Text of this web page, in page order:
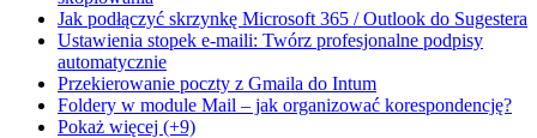
Jak podłączyć skrzynkę Microsoft 365 / Outlook do Sugestera
Ustawienia stopek e-maili: Twórz profesjonalne podpisy
automatycznie
Przekierowanie poczty z Gmaila do Intum
Foldery w module Mail – jak organizować korespondencję?
Pokaż więcej (+9)